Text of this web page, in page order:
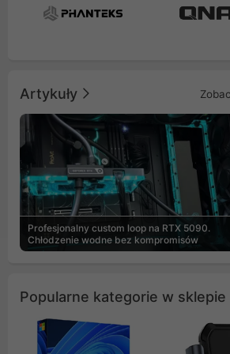
Artykuły
Profesjonalny custom loop na RTX 5090.
Chłodzenie wodne bez kompromisów
Popularne kategorie w sklepie